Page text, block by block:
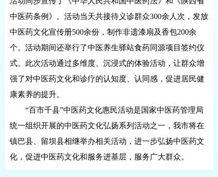
中医药条例》。活动当天共接待义诊群众300余人次，发放
中医药文化宣传册500余份，制作非遗漆扇及香包200余
个。活动期间还举行了中医养生驿站食药同源项目签约仪
式。此次活动通过多维度、沉浸式的体验活动，让群众增
强了对中医药文化和诊疗的认知度、认同感，促进居民健
康素养的提升。
“百市千县”中医药文化惠民活动是国家中医药管理局
统一组织开展的中医药文化弘扬系列活动之一，我市将在
镇巴县、留坝县相继举办相关活动，进一步弘扬中医药文
化，促进中医药文化和服务进基层，服务广大群众。